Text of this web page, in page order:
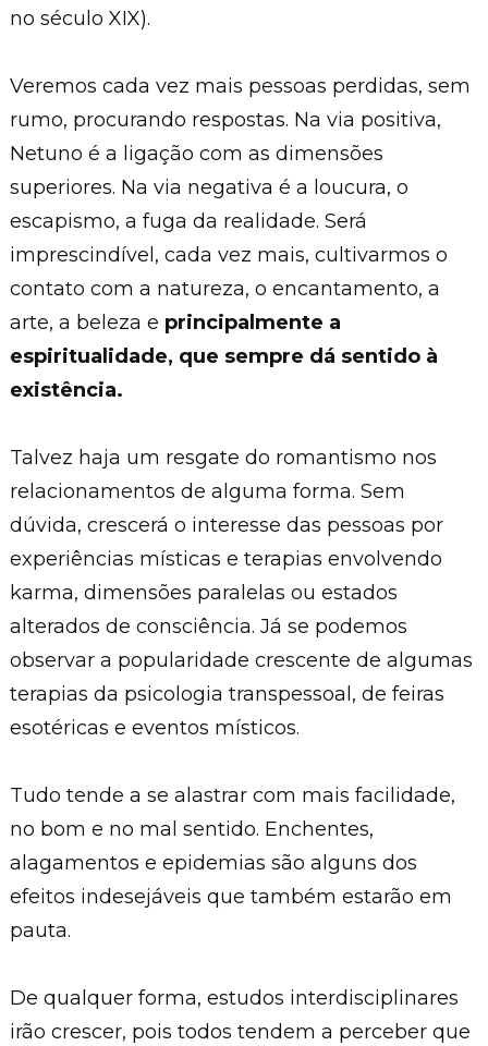
no século XIX).
Veremos cada vez mais pessoas perdidas, sem
rumo, procurando respostas. Na via positiva,
Netuno é a ligação com as dimensões
superiores. Na via negativa é a loucura, o
escapismo, a fuga da realidade. Será
imprescindível, cada vez mais, cultivarmos o
contato com a natureza, o encantamento, a
arte, a beleza e principalmente a
espiritualidade, que sempre dá sentido à
existência.
Talvez haja um resgate do romantismo nos
relacionamentos de alguma forma. Sem
dúvida, crescerá o interesse das pessoas por
experiências místicas e terapias envolvendo
karma, dimensões paralelas ou estados
alterados de consciência. Já se podemos
observar a popularidade crescente de algumas
terapias da psicologia transpessoal, de feiras
esotéricas e eventos místicos.
Tudo tende a se alastrar com mais facilidade,
no bom e no mal sentido. Enchentes,
alagamentos e epidemias são alguns dos
efeitos indesejáveis que também estarão em
pauta.
De qualquer forma, estudos interdisciplinares
irão crescer, pois todos tendem a perceber que